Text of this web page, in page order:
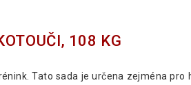
108 KG
Tato sada je určena zejména pro